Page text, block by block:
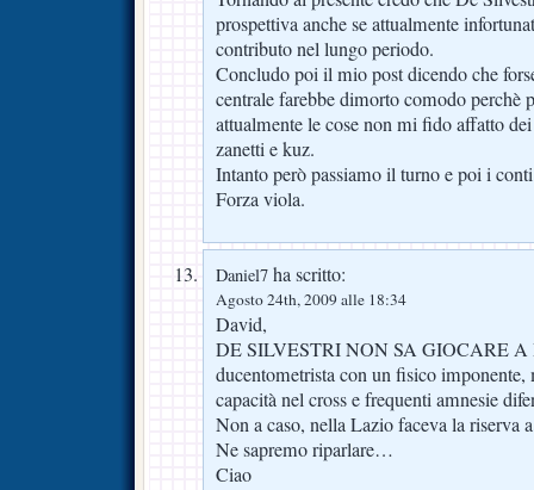
prospettiva anche se attualmente
contributo nel lungo periodo.
Concludo poi il mio post dicendo che
centrale farebbe dimorto comodo perchè
attualmente le cose non mi fido affatto
zanetti e kuz.
Intanto però passiamo il turno e poi i
Forza viola.
Daniel7 ha scritto:
Agosto 24th, 2009 alle 18:34
David,
DE SILVESTRI NON SA GIOCARE A
ducentometrista con un fisico imponente,
capacità nel cross e frequenti amnesie
Non a caso, nella Lazio faceva la riserva
Ne sapremo riparlare…
Ciao